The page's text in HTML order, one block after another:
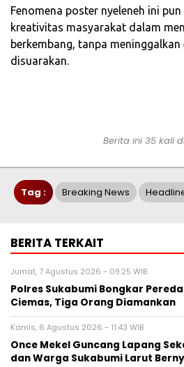
Fenomena poster nyeleneh ini
kreativitas masyarakat dalam
berkembang, tanpa
disuarakan.
Berita ini 35 kali
Tag : Breaking News
BERITA TERKAIT
Jumat, 7 Agustus 2026 - 09:25 WIB
Polres Sukabumi Bongkar
Ciemas, Tiga Orang Diamankan
Kamis, 6 Agustus 2026 - 11:43 WIB
Once Mekel Guncang Lapang
dan Warga Sukabumi Larut